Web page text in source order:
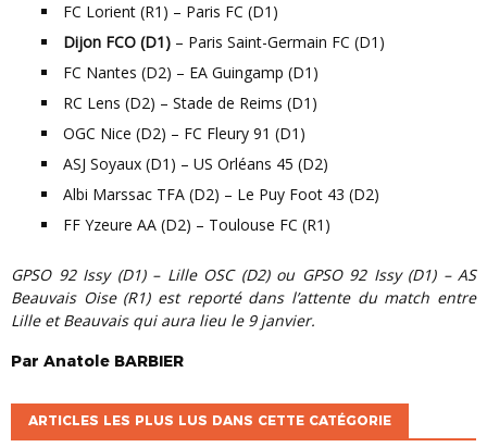
FC Lorient (R1) – Paris FC (D1)
Dijon FCO (D1) – Paris Saint-Germain FC (D1)
FC Nantes (D2) – EA Guingamp (D1)
RC Lens (D2) – Stade de Reims (D1)
OGC Nice (D2) – FC Fleury 91 (D1)
ASJ Soyaux (D1) – US Orléans 45 (D2)
Albi Marssac TFA (D2) – Le Puy Foot 43 (D2)
FF Yzeure AA (D2) – Toulouse FC (R1)
GPSO 92 Issy (D1) – Lille OSC (D2) ou GPSO 92 Issy (D1) – AS
Beauvais Oise (R1) est reporté dans l’attente du match entre
Lille et Beauvais qui aura lieu le 9 janvier.
Par Anatole BARBIER
ARTICLES LES PLUS LUS DANS CETTE CATÉGORIE